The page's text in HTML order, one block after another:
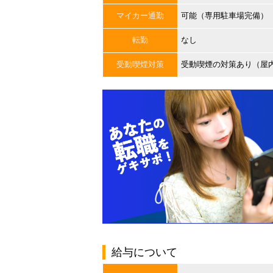
マイカー通勤 可能（専用駐車場完備）
転勤 なし
受動喫煙対策 受動喫煙の対策あり（屋
給与について